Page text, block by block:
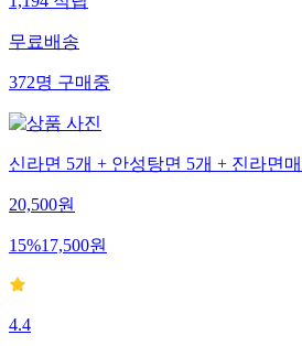
1,194적립
무료배송
372명구매중
신라면 5개 + 안성탕면 5개 + 진라면
20,500원
15%17,500원
4.4